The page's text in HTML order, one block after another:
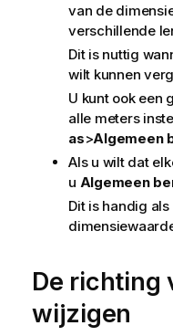
van de
verschillende
Dit is nuttig
wilt kunnen
U kunt ook een
alle meters
as>Algemeen
Als u wilt dat
u Algemeen
Dit is handig
De richting
wijzigen